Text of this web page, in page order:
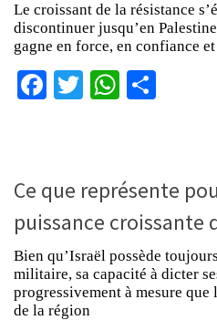
Le croissant de la résistance
discontinuer jusqu’en
gagne en force, en confiance
Facebook
Twitter
Ce que représente
puissance croissante
Bien qu’Israël possède
militaire, sa capacité à dicter
progressivement à mesure
de la région